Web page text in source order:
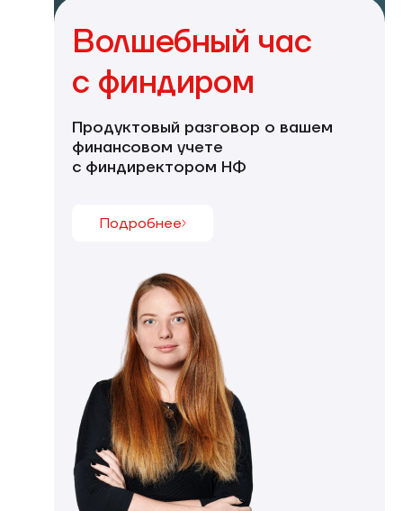
Волшебный час
с финдиром
Продуктовый разговор о вашем
финансовом учете
с финдиректором НФ
Подробнее